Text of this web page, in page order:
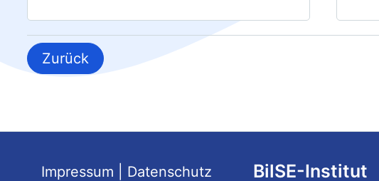
Zurück
Impressum Datenschutz BilSE-Institut